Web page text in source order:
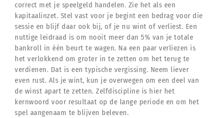
correct met je speelgeld handelen. Zie het als een
kapitaalinzet. Stel vast voor je begint een bedrag voor die
sessie en blijf daar ook bij, of je nu wint of verliest. Een
nuttige leidraad is om nooit meer dan 5% van je totale
bankroll in één beurt te wagen. Na een paar verliezen is
het verlokkend om groter in te zetten om het terug te
verdienen. Dat is een typische vergissing. Neem liever
even rust. Als je wint, kun je overwegen om een deel van
de winst apart te zetten. Zelfdiscipline is hier het
kernwoord voor resultaat op de lange periode en om het
spel aangenaam te blijven beleven.